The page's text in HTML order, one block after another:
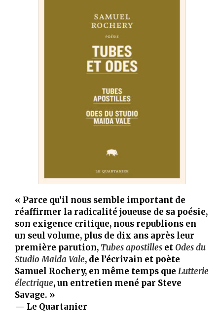
« Parce qu’il nous semble important de
réaffirmer la radicalité joueuse de sa poésie,
son exigence critique, nous republions en
un seul volume, plus de dix ans après leur
première parution, Tubes apostilles et Odes du
Studio Maida Vale, de l’écrivain et poète
Samuel Rochery, en même temps que Lutterie
électrique, un entretien mené par Steve
Savage. »
— Le Quartanier